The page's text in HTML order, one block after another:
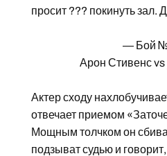
просит ??? покинуть зал.
— Бой
Арон Стивенс vs
Актер сходу
отвечает приемом
Мощным толчком он
подзыват судью и